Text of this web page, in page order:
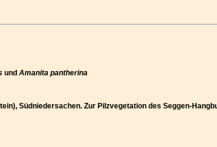
und Amanita pantherina
Südniedersachen. Zur Pilzvegetation des Seggen-